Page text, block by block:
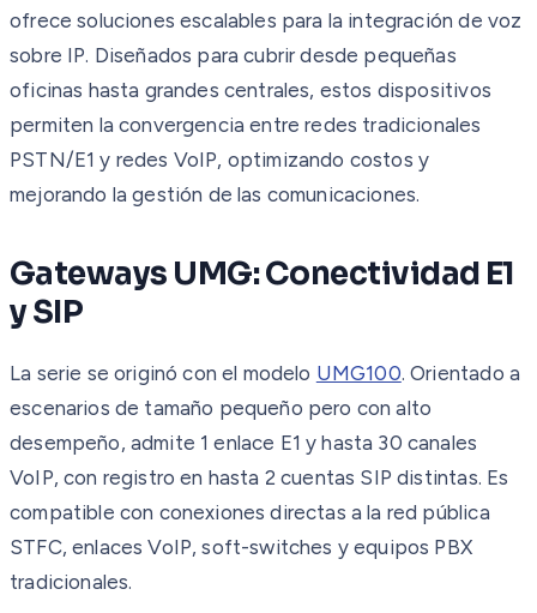
ofrece soluciones escalables para la integración de voz
sobre IP. Diseñados para cubrir desde pequeñas
oficinas hasta grandes centrales, estos dispositivos
permiten la convergencia entre redes tradicionales
PSTN/E1 y redes VoIP, optimizando costos y
mejorando la gestión de las comunicaciones.
Gateways UMG: Conectividad E1
y SIP
La serie se originó con el modelo UMG100. Orientado a
escenarios de tamaño pequeño pero con alto
desempeño, admite 1 enlace E1 y hasta 30 canales
VoIP, con registro en hasta 2 cuentas SIP distintas. Es
compatible con conexiones directas a la red pública
STFC, enlaces VoIP, soft-switches y equipos PBX
tradicionales.